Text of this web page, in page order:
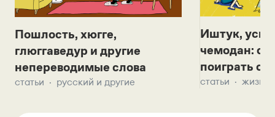
Пошлость, хюгге,
глюггаведур и другие
непереводимые слова
статьи русский и другие
Иштук,
чемодан:
поиграть с
статьи жизнь